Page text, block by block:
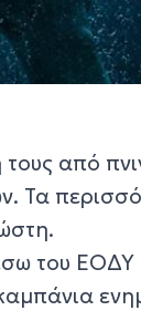
από
Τα
του